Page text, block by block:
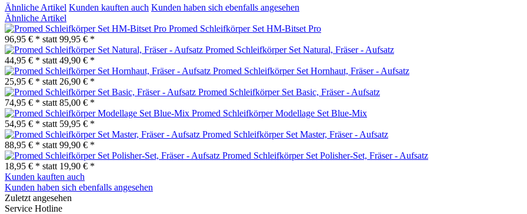
Ähnliche Artikel Kunden kauften auch Kunden haben sich ebenfalls angesehen
Ähnliche Artikel
Promed Schleifkörper Set HM-Bitset Pro
96,95 € * statt 99,95 € *
Promed Schleifkörper Set Natural, Fräser - Aufsatz
44,95 € * statt 49,90 € *
Promed Schleifkörper Set Hornhaut, Fräser - Aufsatz
25,95 € * statt 26,90 € *
Promed Schleifkörper Set Basic, Fräser - Aufsatz
74,95 € * statt 85,00 € *
Promed Schleifkörper Modellage Set Blue-Mix
54,95 € * statt 59,95 € *
Promed Schleifkörper Set Master, Fräser - Aufsatz
88,95 € * statt 99,90 € *
Promed Schleifkörper Set Polisher-Set, Fräser - Aufsatz
18,95 € * statt 19,90 € *
Kunden kauften auch
Kunden haben sich ebenfalls angesehen
Zuletzt angesehen
Service Hotline